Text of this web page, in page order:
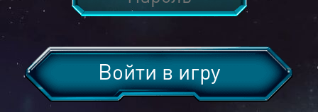
Войти в игру